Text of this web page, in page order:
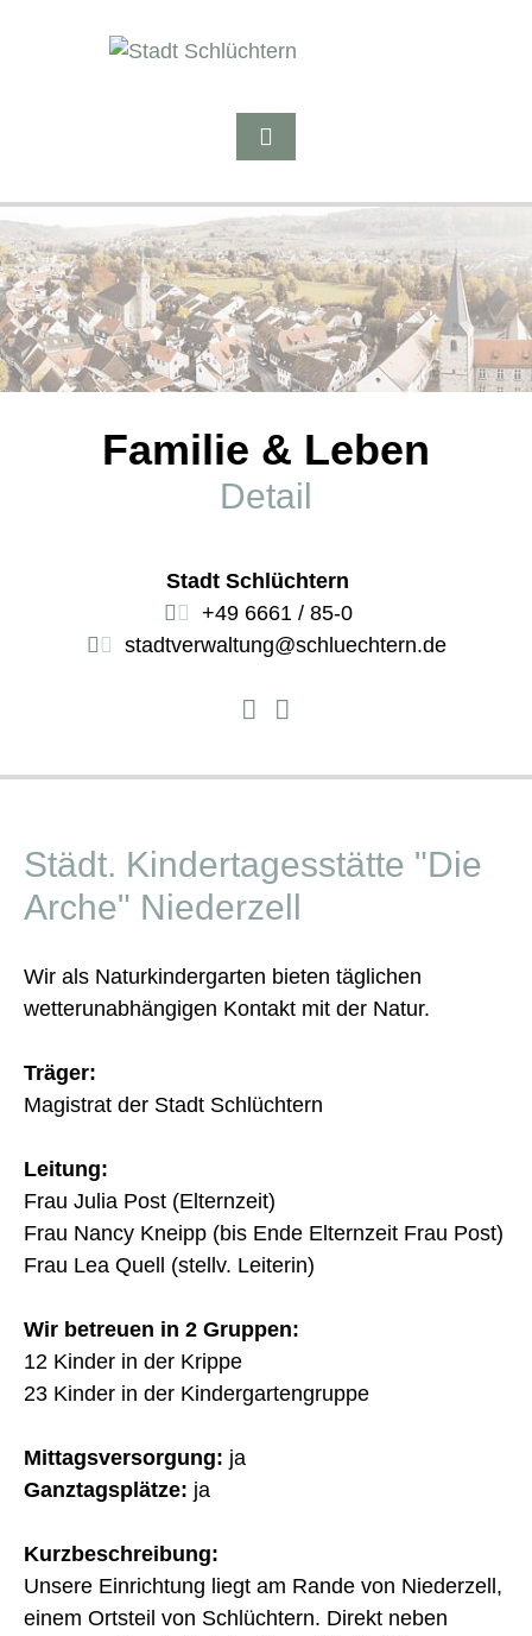
Familie & Leben
Detail
Stadt Schlüchtern
+49 6661 / 85-0
stadtverwaltung@schluechtern.de
Städt. Kindertagesstätte "Die
Arche" Niederzell
Wir als Naturkindergarten bieten täglichen
wetterunabhängigen Kontakt mit der Natur.
Träger:
Magistrat der Stadt Schlüchtern
Leitung:
Frau Julia Post (Elternzeit)
Frau Nancy Kneipp (bis Ende Elternzeit Frau Post)
Frau Lea Quell (stellv. Leiterin)
Wir betreuen in 2 Gruppen:
12 Kinder in der Krippe
23 Kinder in der Kindergartengruppe
Mittagsversorgung: ja
Ganztagsplätze: ja
Kurzbeschreibung:
Unsere Einrichtung liegt am Rande von Niederzell,
einem Ortsteil von Schlüchtern. Direkt neben